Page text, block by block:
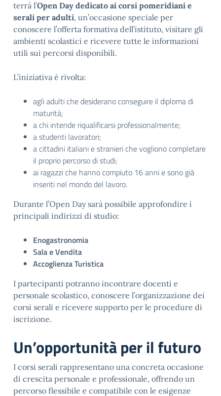
terrà l’Open Day dedicato ai corsi pomeridiani e
serali per adulti, un’occasione speciale per
conoscere l’offerta formativa dell’istituto, visitare gli
ambienti scolastici e ricevere tutte le informazioni
utili sui percorsi disponibili.
L’iniziativa è rivolta:
agli adulti che desiderano conseguire il diploma di
maturità;
a chi intende riqualificarsi professionalmente;
a studenti lavoratori;
a cittadini italiani e stranieri che vogliono completare
il proprio percorso di studi;
ai ragazzi che hanno compiuto 16 anni e sono già
inseriti nel mondo del lavoro.
Durante l’Open Day sarà possibile approfondire i
principali indirizzi di studio:
Enogastronomia
Sala e Vendita
Accoglienza Turistica
I partecipanti potranno incontrare docenti e
personale scolastico, conoscere l’organizzazione dei
corsi serali e ricevere supporto per le procedure di
iscrizione.
Un’opportunità per il futuro
I corsi serali rappresentano una concreta occasione
di crescita personale e professionale, offrendo un
percorso flessibile e compatibile con le esigenze